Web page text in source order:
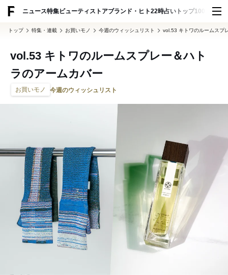
ニュース特集ビューティ ストアブランド・ヒト22時占い トップ100 スナッ
トップ 特集・連載 お買いモノ 今週のウィッシュリスト vol.53 キトワのルームスプ
vol.53 キトワのルームスプレー＆ハト
ラのアームカバー
お買いモノ 今週のウィッシュリスト